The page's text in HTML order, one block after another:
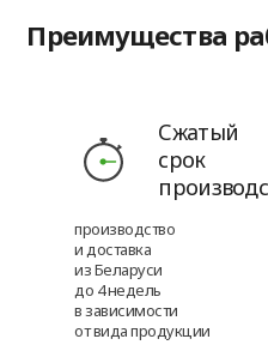
Преимущества
Сжатый
срок
производство
и доставка
из Беларуси
до 4 недель
в зависимости
от вида продукции